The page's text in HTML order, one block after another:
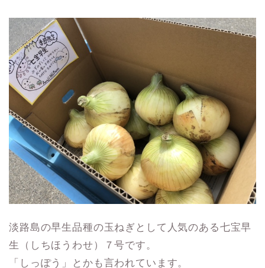
淡路島の早生品種の玉ねぎとして人気のある七宝早
生（しちほうわせ）７号です。
「しっぽう」とかも言われています。